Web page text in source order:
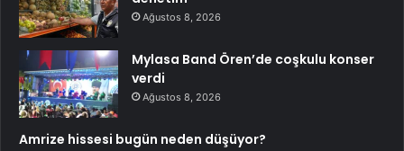
Ağustos 8, 2026
Mylasa Band Ören’de coşkulu konser
verdi
Ağustos 8, 2026
Amrize hissesi bugün neden düşüyor?